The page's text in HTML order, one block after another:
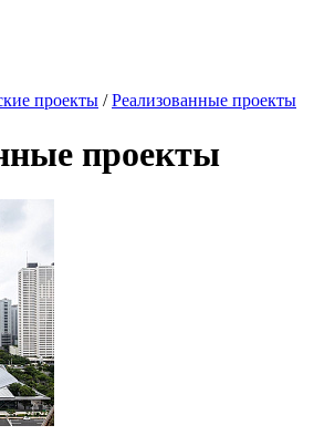
проекты /Реализованные проекты
проекты